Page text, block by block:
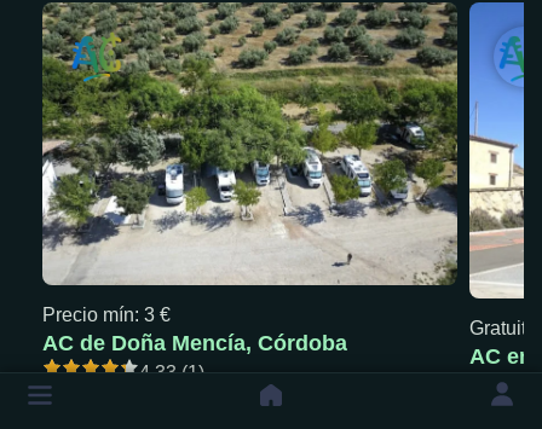
Precio mín: 3 €
AC de Doña Mencía, Córdoba
4.33 (1)
Gratuita
AC en